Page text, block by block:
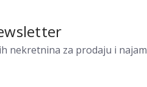
nekretnina za prodaju i najam